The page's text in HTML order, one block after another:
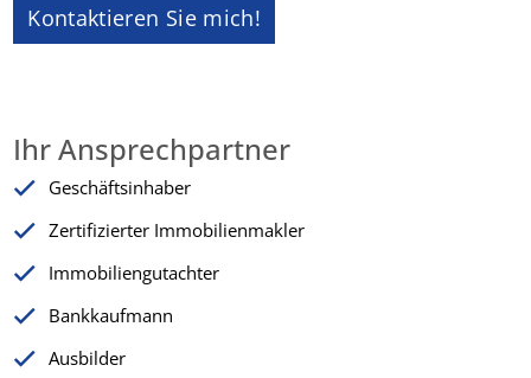
Kontaktieren Sie mich!
Ihr Ansprechpartner
Geschäftsinhaber
Zertifizierter Immobilienmakler
Immobiliengutachter
Bankkaufmann
Ausbilder